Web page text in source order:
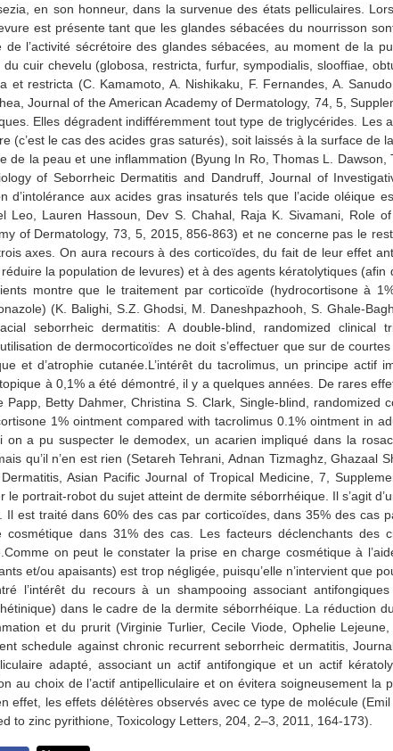
en son honneur, dans la survenue des états pelliculaires.
est présente tant que les glandes sébacées du nourrisson
de l’activité sécrétoire des glandes sébacées, au moment de la
du cuir chevelu (globosa, restricta, furfur, sympodialis, slooffiae,
et restricta (C. Kamamoto, A. Nishikaku, F. Fernandes, A.
Journal of the American Academy of Dermatology, 74, 5,
Elles dégradent indifféremment tout type de triglycérides.
(c’est le cas des acides gras saturés), soit laissés à la surface
de la peau et une inflammation (Byung In Ro, Thomas L.
of Seborrheic Dermatitis and Dandruff, Journal of
d’intolérance aux acides gras insaturés tels que l’acide oléique
Leo, Lauren Hassoun, Dev S. Chahal, Raja K. Sivamani, Role
of Dermatology, 73, 5, 2015, 856-863) et ne concerne pas le
axes. On aura recours à des corticoïdes, du fait de leur effet
la population de levures) et à des agents kératolytiques
montre que le traitement par corticoïde (hydrocortisone à
(K. Balighi, S.Z. Ghodsi, M. Daneshpazhooh, S. Ghale-
seborrheic dermatitis: A double-blind, randomized clinical
de dermocorticoïdes ne doit s’effectuer que sur de
et d’atrophie cutanée.L’intérêt du tacrolimus, un principe
à 0,1% a été démontré, il y a quelques années. De rares
Papp, Betty Dahmer, Christina S. Clark, Single-blind,
1% ointment compared with tacrolimus 0.1% ointment in
on a pu suspecter le demodex, un acarien impliqué dans la
qu’il n’en est rien (Setareh Tehrani, Adnan Tizmaghz,
Asian Pacific Journal of Tropical Medicine, 7,
le portrait-robot du sujet atteint de dermite séborrhéique. Il s’agit
Il est traité dans 60% des cas par corticoïdes, dans 35% des cas
cosmétique dans 31% des cas. Les facteurs déclenchants
on peut le constater la prise en charge cosmétique à
et/ou apaisants) est trop négligée, puisqu’elle n’intervient que
l’intérêt du recours à un shampooing associant
dans le cadre de la dermite séborrhéique. La réduction
et du prurit (Virginie Turlier, Cecile Viode, Ophelie
schedule against chronic recurrent seborrheic dermatitis,
adapté, associant un actif antifongique et un actif
au choix de l’actif antipelliculaire et on évitera soigneusement
effet, les effets délétères observés avec ce type de molécule
to zinc pyrithione, Toxicology Letters, 204, 2–3, 2011, 164-173).